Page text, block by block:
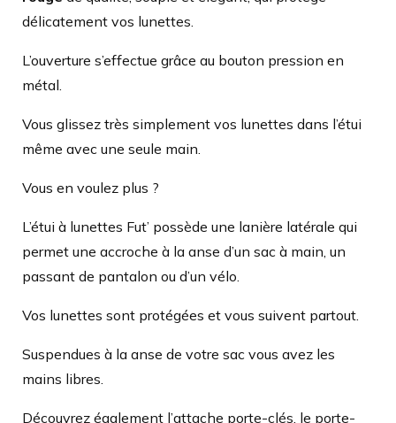
délicatement vos lunettes.
L’ouverture s’effectue grâce au bouton pression en
métal.
Vous glissez très simplement vos lunettes dans l’étui
même avec une seule main.
Vous en voulez plus ?
L’étui à lunettes Fut’ possède une lanière latérale qui
permet une accroche à la anse d’un sac à main, un
passant de pantalon ou d’un vélo.
Vos lunettes sont protégées et vous suivent partout.
Suspendues à la anse de votre sac vous avez les
mains libres.
Découvrez également l’attache porte-clés, le porte-